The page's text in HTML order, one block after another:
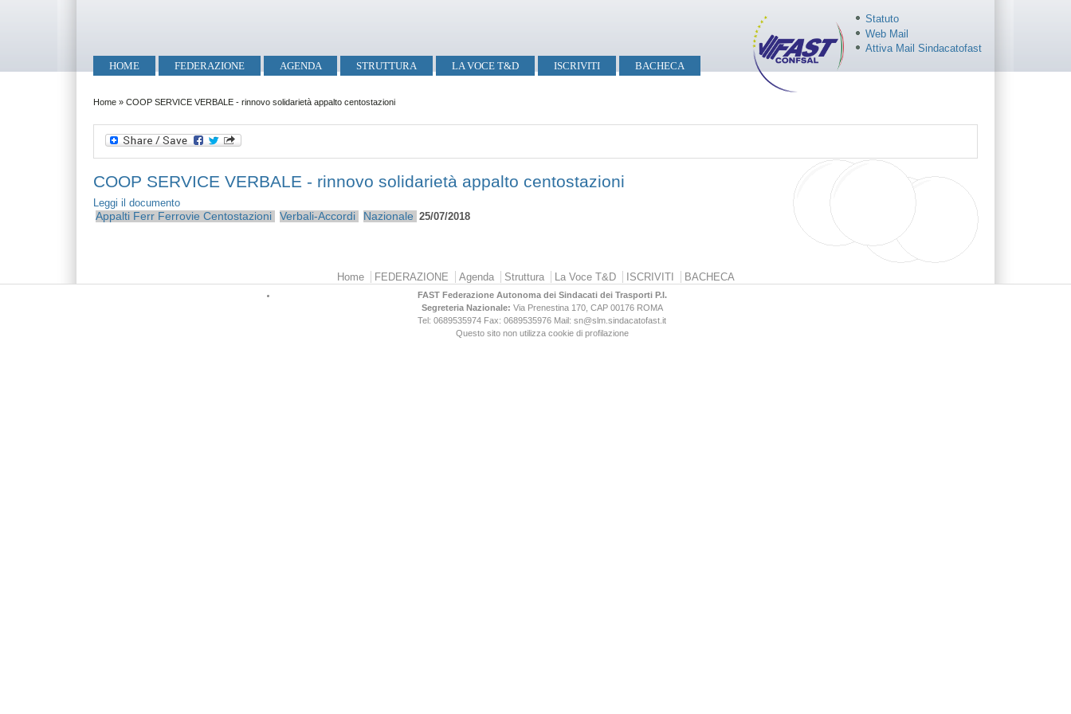
Statuto
Web Mail
Attiva Mail Sindacatofast
Menu principale
HOME FEDERAZIONE AGENDA STRUTTURA LA VOCE T&D ISCRIVITI
BACHECA
Tu sei qui
Home » COOP SERVICE VERBALE - rinnovo solidarietà appalto centostazioni
COOP SERVICE VERBALE - rinnovo solidarietà appalto centostazioni
Leggi il documento
Appalti Ferr Ferrovie Centostazioni Verbali-Accordi Nazionale 25/07/2018
Home FEDERAZIONE Agenda Struttura La Voce T&D ISCRIVITI BACHECA
FAST Federazione Autonoma dei Sindacati dei Trasporti P.I.
Segreteria Nazionale: Via Prenestina 170, CAP 00176ROMA
Tel: 0689535974 Fax: 0689535976 Mail: sn@slm.sindacatofast.it
Questo sito non utilizza cookie di profilazione